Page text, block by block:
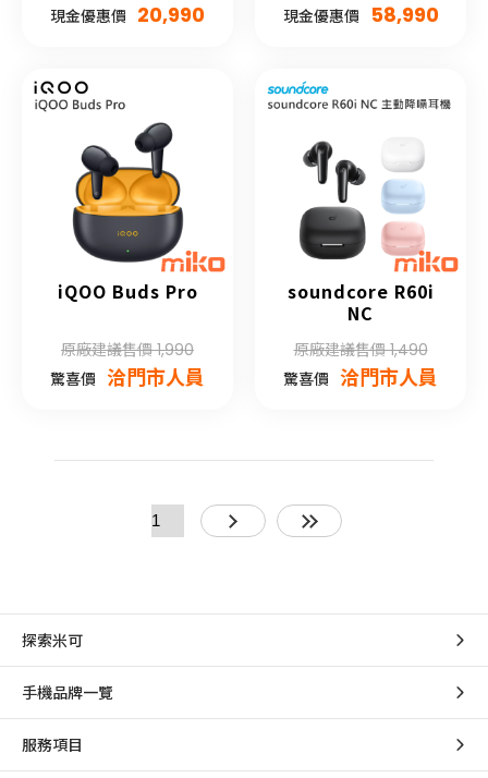
現金優惠價 20,990
現金優惠價
58,990
iQOO Buds Pro
原廠建議售價 1,990
驚喜價 洽門市人員
soundcore R60i
NC
原廠建議售價 1,490
驚喜價 洽門市人員
探索米可
手機品牌一覽
服務項目